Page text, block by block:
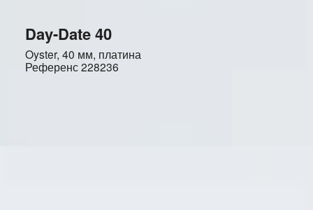
Day-Date 40
Oyster, 40 мм, платина
Референс228236